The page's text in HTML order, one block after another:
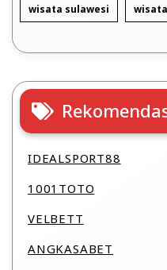
wisata sulawesi
IDEALSPORT88
1001TOTO
VELBETT
ANGKASABET